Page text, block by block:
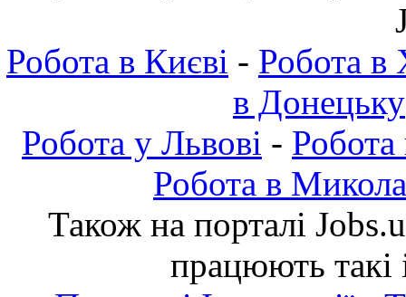
Робота в Києві - Робота в
в Донецьку
Робота у Львові - Робота
Робота в
Також на порталі
працюють такі